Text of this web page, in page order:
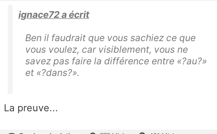
ignace72 a écrit
Ben il faudrait que vous sachiez ce que
vous voulez, car visiblement, vous ne
savez pas faire la différence entre «?au?»
et «?dans?».
La preuve...